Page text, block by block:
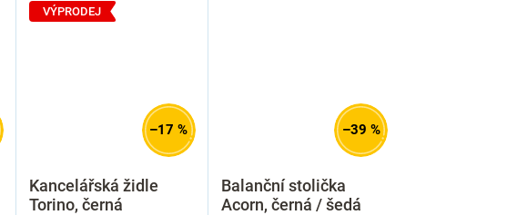
VÝPRODEJ
–17 %
Kancelářská židle
Torino, černá
–39 %
Balanční stolička
Acorn, černá / šedá